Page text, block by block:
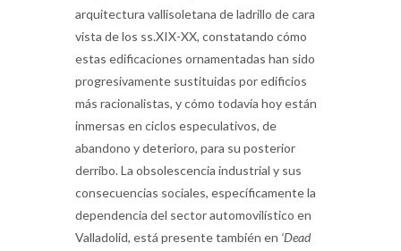
arquitectura vallisoletana de ladrillo de cara
vista de los ss.XIX-XX, constatando cómo
estas edificaciones ornamentadas han sido
progresivamente sustituidas por edificios
más racionalistas, y cómo todavía hoy están
inmersas en ciclos especulativos, de
abandono y deterioro, para su posterior
derribo. La obsolescencia industrial y sus
consecuencias sociales, específicamente la
dependencia del sector automovilístico en
Valladolid, está presente también en ‘Dead